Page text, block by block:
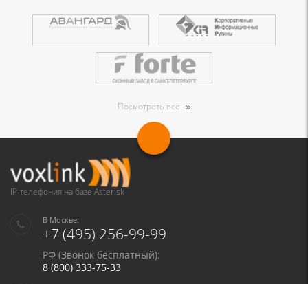
Посмотреть все
IP-телефония на базе Asterisk
В Москве:
+7 (495) 256-99-99
РФ (Звонок бесплатный):
8 (800) 333-75-33